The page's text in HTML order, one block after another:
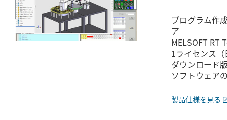
プログラム作
ア
MELSOFT RT
1ライセンス
ダウンロード
ソフトウェア
製品仕様を見る